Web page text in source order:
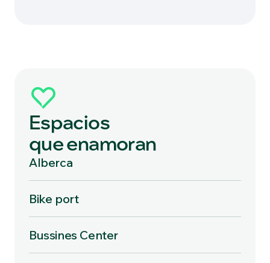
Espacios
que enamoran
Alberca
Bike port
Bussines Center